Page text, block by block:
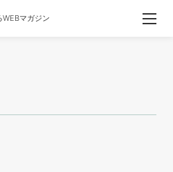
WEBマガジン